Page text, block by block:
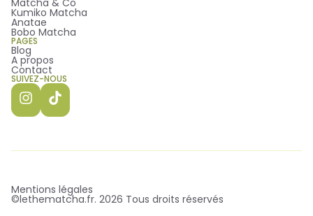
Kumiko Matcha
Anatae
Bobo Matcha
PAGES
Blog
A propos
Contact
SUIVEZ-NOUS
©lethematcha.fr. 2026 Tous droits réservés
Mentions légales